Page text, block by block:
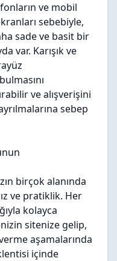
ve mobil
sebebiyle,
sade ve basit bir
var. Karışık ve
ve alışverişini
sebep
birçok alanında
ve pratiklik. Her
kolayca
sitenize gelip,
aşamalarında
içinde